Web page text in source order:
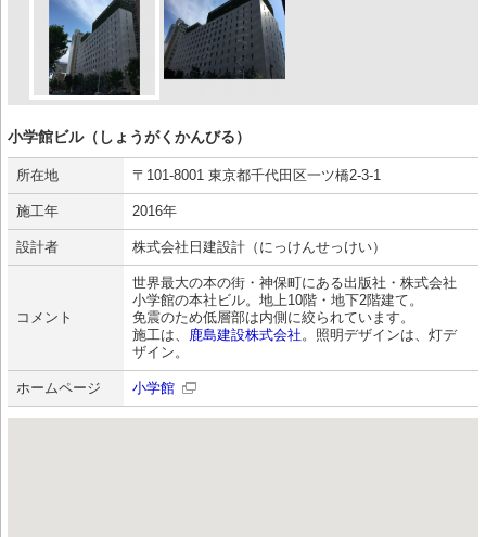
小学館ビル（しょうがくかんびる）
所在地 〒101-8001 東京都千代田区一ツ橋2-3-1
施工年 2016年
設計者 株式会社日建設計（にっけんせっけい）
コメント
世界最大の本の街・神保町にある出版社・株式会社
小学館の本社ビル。地上10階・地下2階建て。
免震のため低層部は内側に絞られています。
施工は、 鹿島建設株式会社。照明デザインは、灯デ
ザイン。
ホームページ 小学館